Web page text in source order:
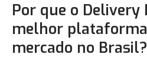
Por que o Delivery
melhor
mercado no Brasil?